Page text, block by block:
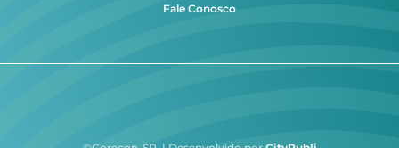
Fale Conosco